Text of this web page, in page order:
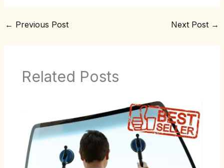
← Previous Post Next Post →
Related Posts